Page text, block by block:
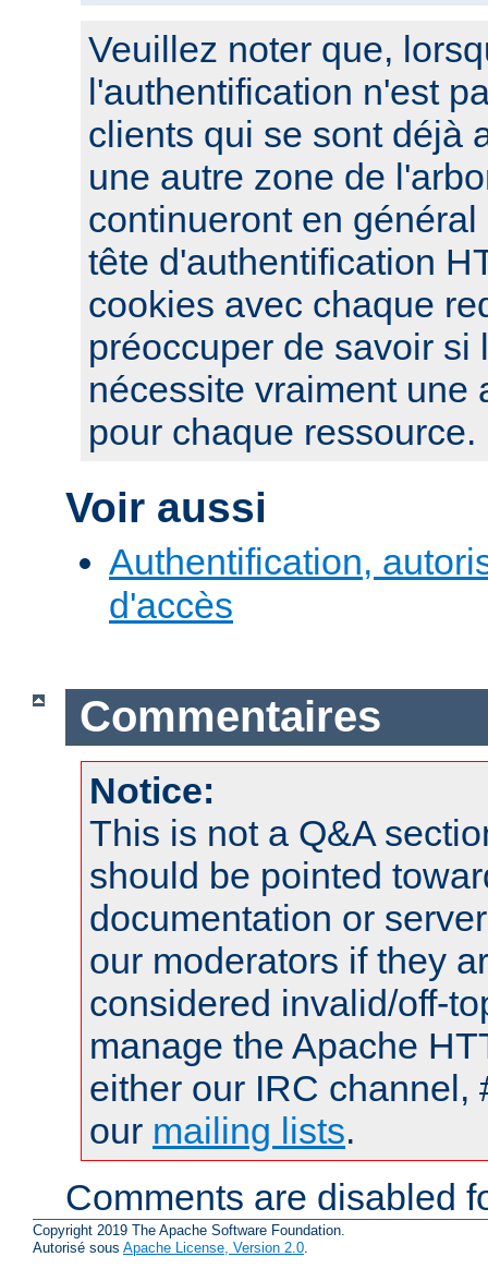
Veuillez noter que,
l'authentification n'est
clients qui se sont déjà
une autre zone de
continueront en
tête d'authentification
cookies avec chaque
préoccuper de savoir si
nécessite vraiment une
pour chaque ressource.
Voir aussi
Authentification,
d'accès
Commentaires
Notice:
This is not a Q&A
should be pointed
documentation or
our moderators if they
considered invalid/off-
manage the Apache
either our IRC channel,
our mailing lists.
Comments are disabled
Copyright 2019 The Apache Software Foundation.
Autorisé sous Apache License, Version 2.0.